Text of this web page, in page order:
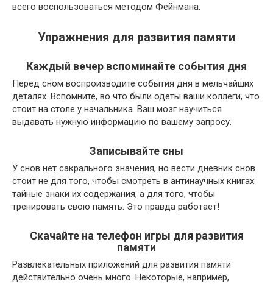
всего воспользоваться методом Фейнмана.
Упражнения для развития памяти
Каждый вечер вспоминайте события дня
Перед сном воспроизводите события дня в мельчайших
деталях. Вспомните, во что были одеты ваши коллеги, что
стоит на столе у начальника. Ваш мозг научиться
выдавать нужную информацию по вашему запросу.
Записывайте сны
У снов нет сакрального значения, но вести дневник снов
стоит не для того, чтобы смотреть в антинаучных книгах
тайные знаки их содержания, а для того, чтобы
тренировать свою память. Это правда работает!
Скачайте на телефон игры для развития
памяти
Развлекательных приложений для развития памяти
действительно очень много. Некоторые, например,